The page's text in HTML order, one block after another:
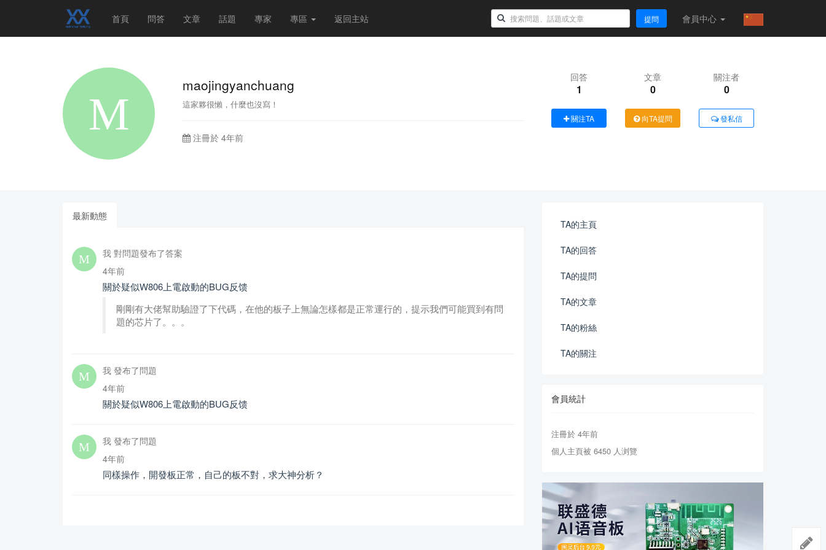
首頁 問答 文章 話題 專家 專區 返回主站 提問 會員中心
maojingyanchuang
這家夥很懶，什麼也沒寫！
注冊於 4年前
回答
1
文章
0
關注者
0
關注TA 向TA提問 發私信
最新動態
我 對問題發布了答案
4年前
關於疑似W806上電啟動的BUG反馈
剛剛有大佬幫助驗證了下代碼，在他的板子上無論怎樣都是正常運行的，提示我們可能買到有問
題的芯片了。。。
我 發布了問題
4年前
關於疑似W806上電啟動的BUG反馈
我 發布了問題
4年前
同樣操作，開發板正常，自己的板不對，求大神分析？
TA的主頁
TA的回答
TA的提問
TA的文章
TA的粉絲
TA的關注
會員統計
注冊於 4年前
個人主頁被 6450 人浏覽